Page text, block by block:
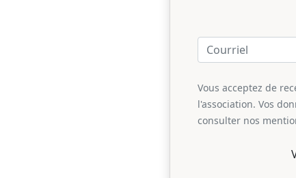
Vous acceptez de
l'association. Vos
consulter nos